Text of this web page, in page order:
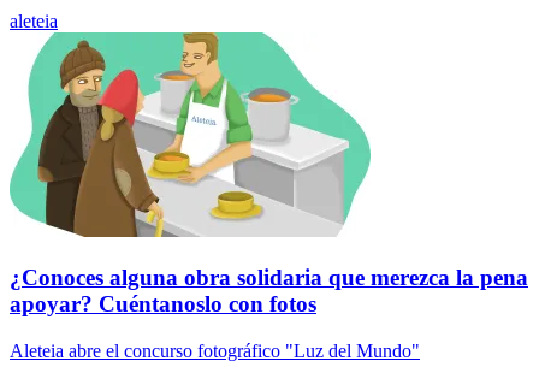
aleteia
¿Conoces alguna obra solidaria que merezca la pena
apoyar? Cuéntanoslo con fotos
Aleteia abre el concurso fotográfico "Luz del Mundo"